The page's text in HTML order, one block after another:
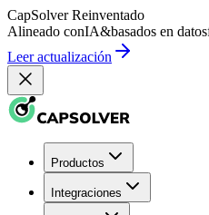
CapSolver Reinventado
Alineado conIA&basados en datos
Leer actualización
Productos
Integraciones